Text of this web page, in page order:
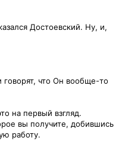
Достоевский. Ну, и,
что Он вообще-то
на первый взгляд.
вы получите, добившись
работу.